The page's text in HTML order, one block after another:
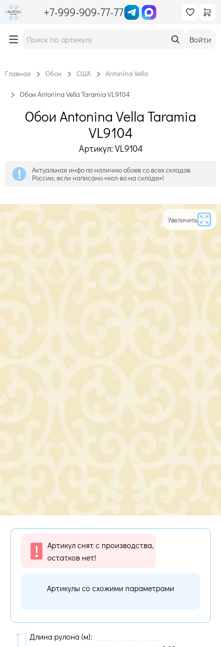
+7-999-909-77-77
Войти
Главная Обои США Antonina Vella
Обои Antonina Vella Taramia VL9104
Обои Antonina Vella Taramia
VL9104
Артикул: VL9104
Актуальная инфо по наличию обоев со всех складов
России, если написано «кол-во на складе»!
Увеличить
Артикул снят с производства,
остатков нет!
Артикулы со схожими параметрами
Длина рулона (м):